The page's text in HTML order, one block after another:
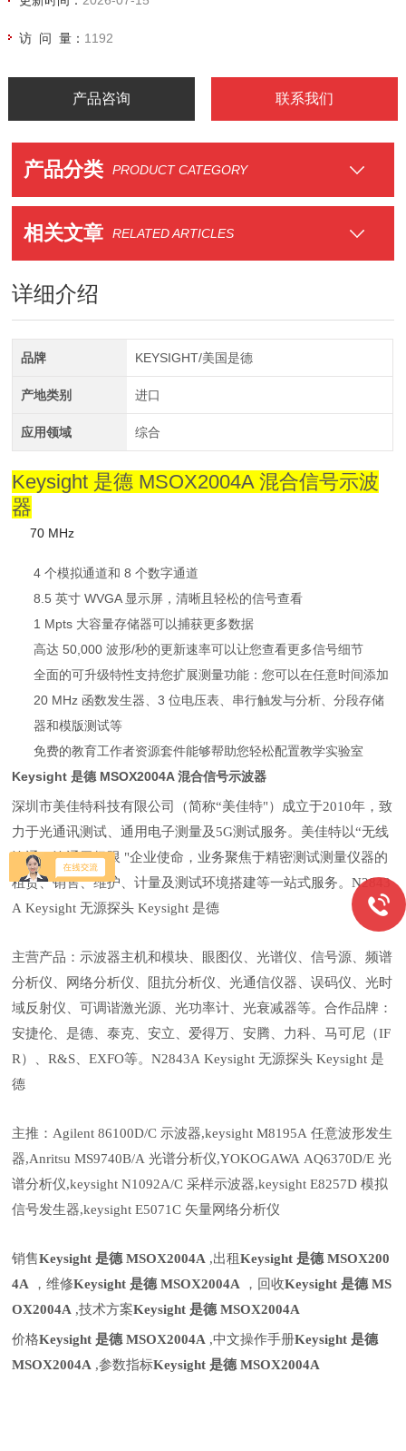
访 问 量： 1192
产品咨询 联系我们
产品分类 PRODUCT CATEGORY
相关文章 RELATED ARTICLES
详细介绍
品牌 KEYSIGHT/美国是德
产地类别 进口
应用领域 综合
Keysight 是德 MSOX2004A 混合信号示波
器
70 MHz
4 个模拟通道和 8 个数字通道
8.5 英寸 WVGA 显示屏，清晰且轻松的信号查看
1 Mpts 大容量存储器可以捕获更多数据
高达 50,000 波形/秒的更新速率可以让您查看更多信号细节
全面的可升级特性支持您扩展测量功能：您可以在任意时间添加
20 MHz 函数发生器、3 位电压表、串行触发与分析、分段存储
器和模版测试等
免费的教育工作者资源套件能够帮助您轻松配置教学实验室
Keysight 是德 MSOX2004A 混合信号示波器
深圳市美佳特科技有限公司（简称“美佳特"）成立于2010年，致
力于光通讯测试、通用电子测量及5G测试服务。美佳特以“无线
沟通，沟通无极限 "企业使命，业务聚焦于精密测试测量仪器的
租赁、销售、维护、计量及测试环境搭建等一站式服务。N2843
A Keysight 无源探头 Keysight 是德
主营产品：示波器主机和模块、眼图仪、光谱仪、信号源、频谱
分析仪、网络分析仪、阻抗分析仪、光通信仪器、误码仪、光时
域反射仪、可调谐激光源、光功率计、光衰减器等。合作品牌：
安捷伦、是德、泰克、安立、爱得万、安腾、力科、马可尼（IF
R）、R&S、EXFO等。N2843A Keysight 无源探头 Keysight 是
德
主推：Agilent 86100D/C 示波器,keysight M8195A 任意波形发生
器,Anritsu MS9740B/A 光谱分析仪,YOKOGAWA AQ6370D/E 光
谱分析仪,keysight N1092A/C 采样示波器,keysight E8257D 模拟
信号发生器,keysight E5071C 矢量网络分析仪
销售Keysight 是德 MSOX2004A ,出租Keysight 是德 MSOX200
4A
，维修Keysight 是德 MSOX2004A ，回收Keysight 是德 MS
OX2004A ,技术方案Keysight 是德 MSOX2004A
价格Keysight 是德 MSOX2004A ,中文操作手册Keysight 是德
MSOX2004A ,参数指标Keysight 是德 MSOX2004A